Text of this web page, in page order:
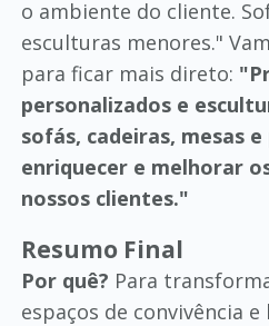
o ambiente do cliente.
esculturas menores."
para ficar mais direto:
personalizados e
sofás, cadeiras, mesas
enriquecer e melhorar
nossos clientes."
Resumo Final
Por quê? Para
espaços de convivência